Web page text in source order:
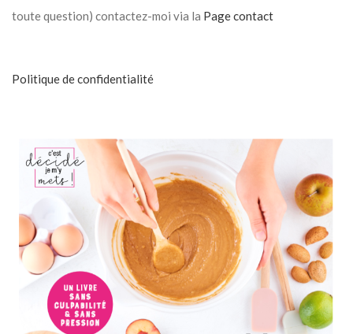
toute question) contactez-moi via la Page contact
Politique de confidentialité